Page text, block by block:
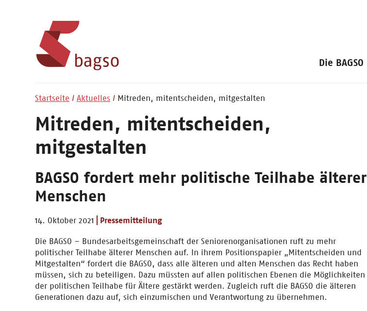
Die BAGSO
Startseite Aktuelles Mitreden, mitentscheiden, mitgestalten
Mitreden, mitentscheiden,
mitgestalten
BAGSO fordert mehr politische Teilhabe älterer
Menschen
14. Oktober 2021 Pressemitteilung
Die BAGSO – Bundesarbeitsgemeinschaft der Seniorenorganisationen ruft zu mehr
politischer Teilhabe älterer Menschen auf. In ihrem Positionspapier „Mitentscheiden und
Mitgestalten“ fordert die BAGSO, dass alle älteren und alten Menschen das Recht haben
müssen, sich zu beteiligen. Dazu müssten auf allen politischen Ebenen die Möglichkeiten
der politischen Teilhabe für Ältere gestärkt werden. Zugleich ruft die BAGSO die älteren
Generationen dazu auf, sich einzumischen und Verantwortung zu übernehmen.